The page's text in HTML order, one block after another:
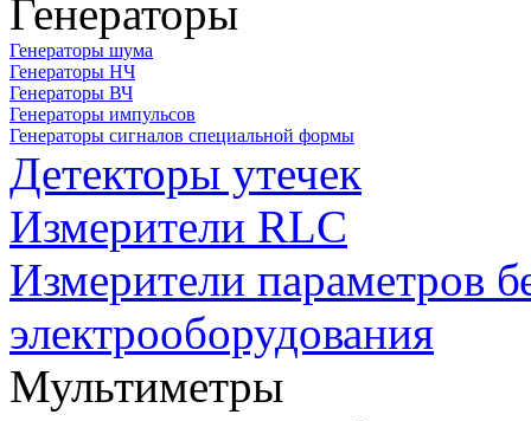
Генераторы
Генераторы шума
Генераторы НЧ
Генераторы ВЧ
Генераторы импульсов
Генераторы сигналов специальной формы
Детекторы утечек
Измерители RLC
Измерители параметров
электрооборудования
Мультиметры